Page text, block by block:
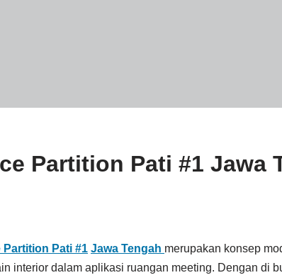
Partition Pati #1 Jawa
Partition Pati #1 Jawa Tengah merupakan konsep
interior dalam aplikasi ruangan meeting. Dengan di